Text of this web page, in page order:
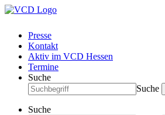
Presse
Kontakt
Aktiv im VCD Hessen
Termine
Suche
Suche
Suche